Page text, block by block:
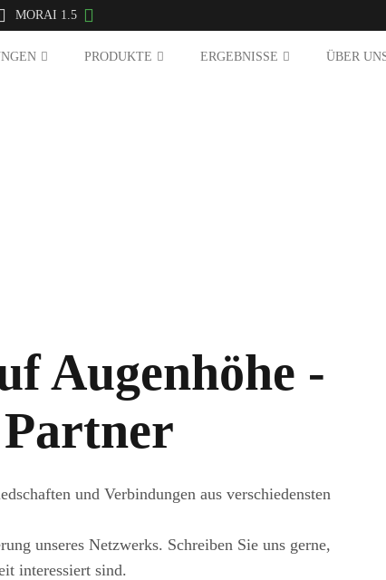
MORAI 1.5
PRODUKTE ERGEBNISSE ÜBER
Augenhöhe -
und Verbindungen aus verschiedensten
unseres Netzwerks. Schreiben Sie uns gerne,
interessiert sind.